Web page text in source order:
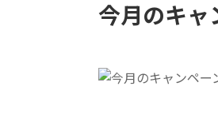
今月のキャ